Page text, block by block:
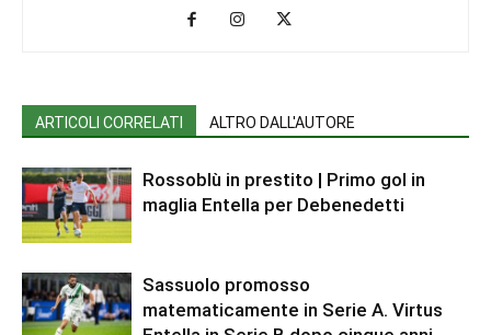
ARTICOLI CORRELATI ALTRO DALL'AUTORE
Rossoblù in prestito | Primo gol in
maglia Entella per Debenedetti
Sassuolo promosso
matematicamente in Serie A. Virtus